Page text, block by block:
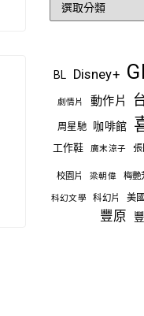
BL
Disney+
劇情片 動作片
周星馳 咖啡館
工作鞋 廣末涼子
校園片 梁朝偉 梅艷
科幻文學 科幻片 美
豐原